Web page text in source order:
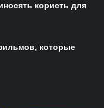
користь для
которые